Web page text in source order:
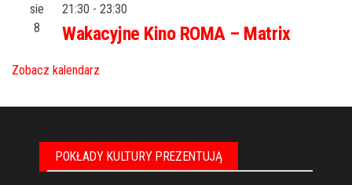
sie
8
21:30 - 23:30
Wakacyjne Kino ROMA – Matrix
Zobacz kalendarz
POKŁADY KULTURY PREZENTUJĄ